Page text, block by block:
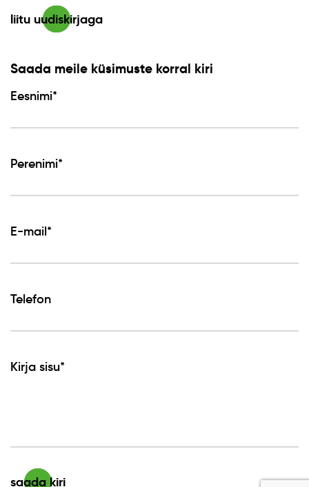
liitu uudiskirjaga
Saada meile küsimuste korral kiri
Eesnimi*
Perenimi*
E-mail*
Telefon
Kirja sisu*